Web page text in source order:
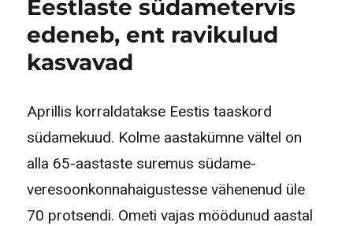
Eestlaste südametervis
edeneb, ent ravikulud
kasvavad
Aprillis korraldatakse Eestis taaskord
südamekuud. Kolme aastakümne vältel on
alla 65-aastaste suremus südame-
veresoonkonnahaigustesse vähenenud üle
70 protsendi. Ometi vajas möödunud aastal